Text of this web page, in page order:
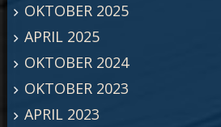
OKTOBER 2025
APRIL 2025
OKTOBER 2024
OKTOBER 2023
APRIL 2023